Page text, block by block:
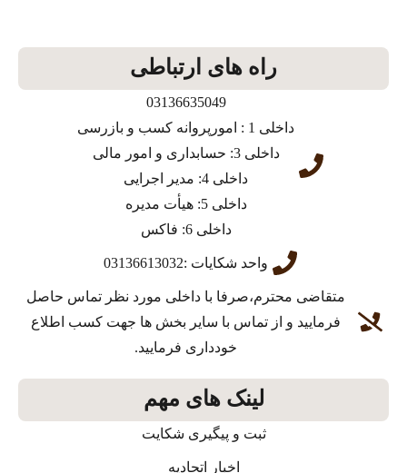
راه های ارتباطی
03136635049
داخلی 1 : امورپروانه کسب و بازرسی
داخلی 3: حسابداری و امور مالی
داخلی 4: مدیر اجرایی
داخلی 5: هیأت مدیره
داخلی 6: فاکس
واحد شکایات :03136613032
متقاضی محترم،صرفا با داخلی مورد نظر تماس حاصل
فرمایید و از تماس با سایر بخش ها جهت کسب اطلاع
خودداری فرمایید.
لینک های مهم
ثبت و پیگیری شکایت
اخبار اتحادیه